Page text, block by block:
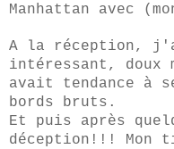
Manhattan avec
A la réception,
intéressant, doux
avait tendance à
bords bruts.
Et puis après
déception!!! Mon